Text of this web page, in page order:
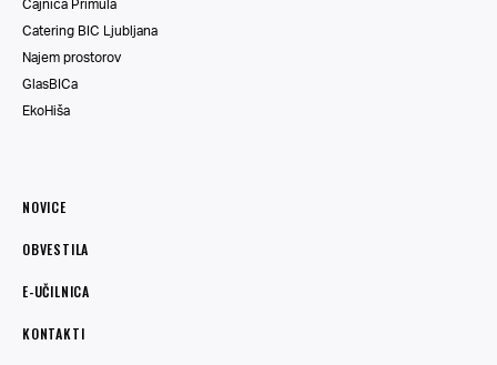
Čajnica Primula
Catering BIC Ljubljana
Najem prostorov
GlasBICa
EkoHiša
NOVICE
OBVESTILA
E-UČILNICA
KONTAKTI